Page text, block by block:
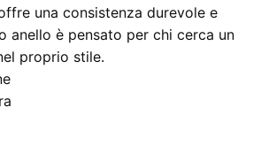
una consistenza durevole e
anello è pensato per chi cerca un
proprio stile.